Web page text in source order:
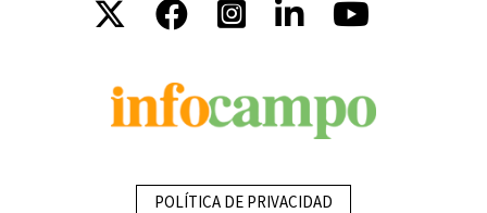
POLÍTICA DE PRIVACIDAD